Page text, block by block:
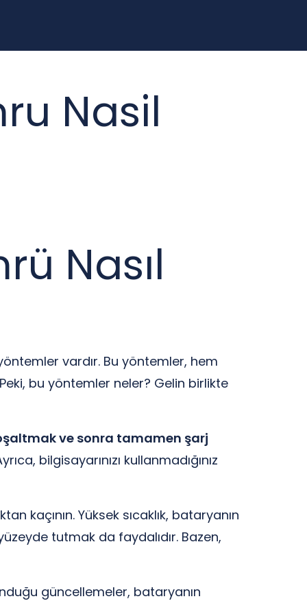
Nasil
Nasıl
vardır. Bu yöntemler, hem
bu yöntemler neler? Gelin birlikte
ve sonra tamamen şarj
bilgisayarınızı kullanmadığınız
kaçının. Yüksek sıcaklık, bataryanın
tutmak da faydalıdır. Bazen,
güncellemeler, bataryanın